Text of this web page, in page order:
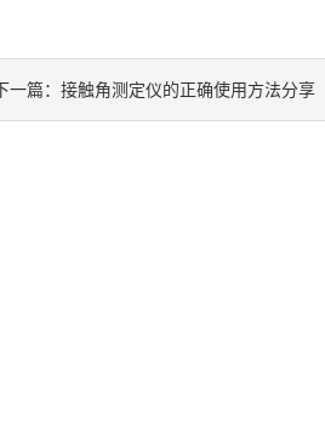
下一篇：接触角测定仪的正确使用方法分享